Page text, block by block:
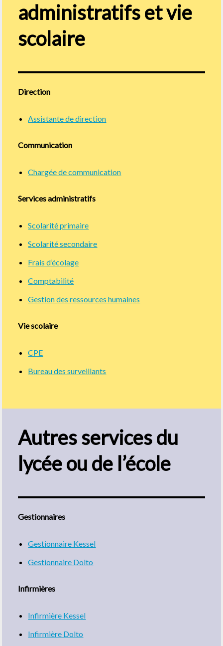
administratifset vie
scolaire
Direction
Assistante de direction
Communication
Chargée de communication
Services administratifs
Scolarité primaire
Scolarité secondaire
Frais d’écolage
Comptabilité
Gestion des ressources humaines
Vie scolaire
CPE
Bureau des surveillants
Autres servicesdu
lycée ou de l’école
Gestionnaires
Gestionnaire Kessel
Gestionnaire Dolto
Infirmières
Infirmière Kessel
Infirmière Dolto